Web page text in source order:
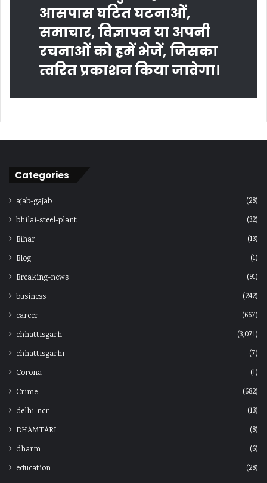
आसपास घटित घटनाओं,
समाचार, विज्ञापन या अपनी
रचनाओं को हमें भेजें, जिसका
त्‍वरित प्रकाशन किया जावेगा।
Categories
ajab-gajab
(28)
bhilai-steel-plant
(32)
Bihar
(13)
Blog
(1)
Breaking-news
(91)
business
(242)
career
(667)
chhattisgarh
(3,071)
chhattisgarhi
(7)
Corona
(1)
Crime
(682)
delhi-ncr
(13)
DHAMTARI
(8)
dharm
(6)
education
(28)